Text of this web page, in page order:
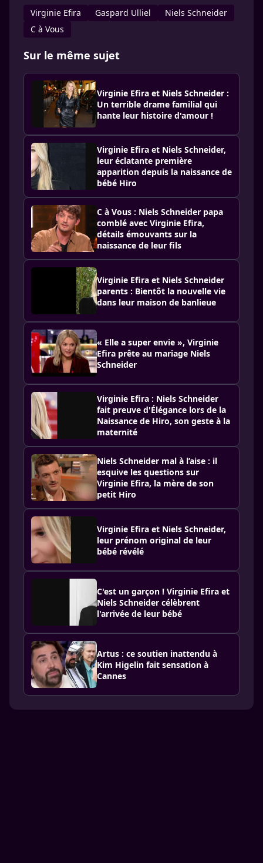
Virginie Efira
Gaspard Ulliel
Niels Schneider
C à Vous
Sur le même sujet
Virginie Efira et Niels Schneider :
Un terrible drame familial qui
hante leur histoire d'amour !
Virginie Efira et Niels Schneider,
leur éclatante première
apparition depuis la naissance de
bébé Hiro
C à Vous : Niels Schneider papa
comblé avec Virginie Efira,
détails émouvants sur la
naissance de leur fils
Virginie Efira et Niels Schneider
parents : Bientôt la nouvelle vie
dans leur maison de banlieue
« Elle a super envie », Virginie
Efira prête au mariage Niels
Schneider
Virginie Efira : Niels Schneider
fait preuve d'Élégance lors de la
Naissance de Hiro, son geste à la
maternité
Niels Schneider mal à l’aise : il
esquive les questions sur
Virginie Efira, la mère de son
petit Hiro
Virginie Efira et Niels Schneider,
leur prénom original de leur
bébé révélé
C'est un garçon ! Virginie Efira et
Niels Schneider célèbrent
l'arrivée de leur bébé
Artus : ce soutien inattendu à
Kim Higelin fait sensation à
Cannes